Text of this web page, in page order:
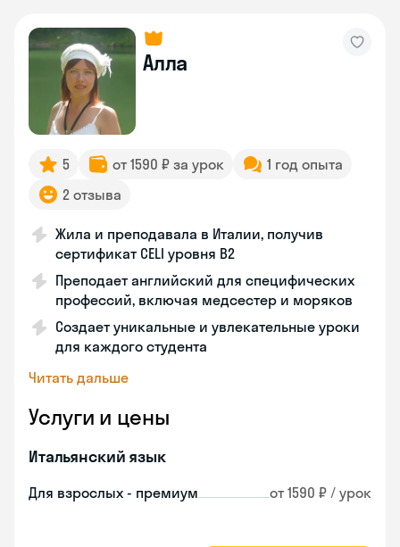
Алла
5 от 1590 ₽ за урок
1 год опыта
2 отзыва
Жила и преподавала в Италии, получив
сертификат CELI уровня В2
Преподает английский для специфических
профессий, включая медсестер и моряков
Создает уникальные и увлекательные уроки
для каждого студента
Читать дальше
Услуги и цены
Итальянский язык
Для взрослых - премиум от 1590 ₽ / урок